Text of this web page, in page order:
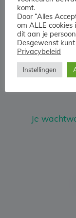
Wachtwoord
Je
komt.
Door “Alles
om ALLE
dit aan je
Desgewenst
Privacybeleid
Instellingen